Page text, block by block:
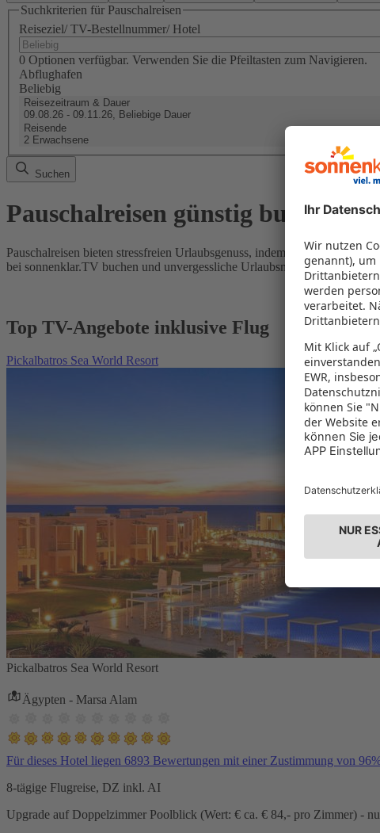
Suchkriterien für Pauschalreisen
Reiseziel/ TV-Bestellnummer/ Hotel
0 Optionen verfügbar. Verwenden Sie die Pfeiltasten zum Navigieren.
Abflughafen
Beliebig
Reisezeitraum & Dauer
09.08.26 - 09.11.26, Beliebige Dauer
Reisende
2 Erwachsene
Suchen
Pauschalreisen günstig buchen
Pauschalreisen bieten stressfreien Urlaubsgenuss, indem Flug und Hotel
bei sonnenklar.TV buchen und unvergessliche Urlaubsmomente erleben!
Top TV-Angebote inklusive Flug
Pickalbatros Sea World Resort
Pickalbatros Sea World Resort
Ägypten - Marsa Alam
Für dieses Hotel liegen 6893 Bewertungen mit einer Zustimmung von
8-tägige Flugreise, DZ inkl. AI
Upgrade auf Doppelzimmer Poolblick (Wert: € ca. € 84,- pro Zimmer) -